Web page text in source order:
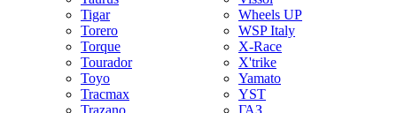
Tigar
Torero
Torque
Tourador
Toyo
Tracmax
Trazano
Wheels UP
WSP Italy
X-Race
X'trike
Yamato
YST
ГАЗ